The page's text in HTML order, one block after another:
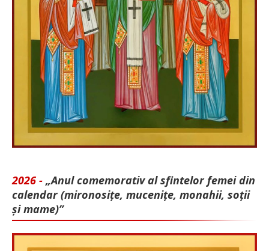
2026 - „Anul comemorativ al sfintelor femei din
calendar (mironosițe, mu­cenițe, monahii, soții
și mame)”